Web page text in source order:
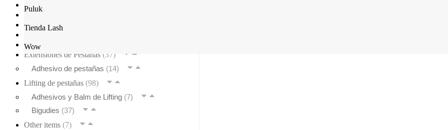
Puluk
Tienda Lash
Wow
Descuentos
Kits(7)
Laminación de Cejas
Extensiones de Pestañas (37)
Adhesivo de pestañas (14)
Lifting de pestañas (98)
Adhesivos y Balm de Lifting (7)
Bigudies (37)
Other items (7)